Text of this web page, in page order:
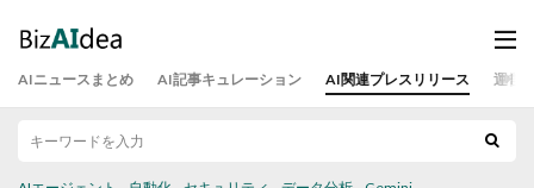
AIニュースまとめ AI記事キュレーション AI関連プレスリリース 運営